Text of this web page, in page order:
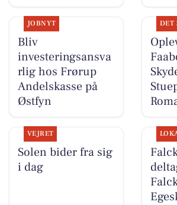
JOBNYT
Bliv
investeringsansva
rlig hos Frørup
Andelskasse på
Østfyn
DET
VEJRET
Solen bider fra sig
i dag